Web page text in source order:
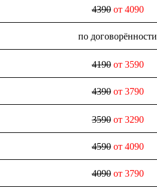
4390от 4090
по договорённости
4190от 3590
4390от 3790
3590от 3290
4590от 4090
4090от 3790